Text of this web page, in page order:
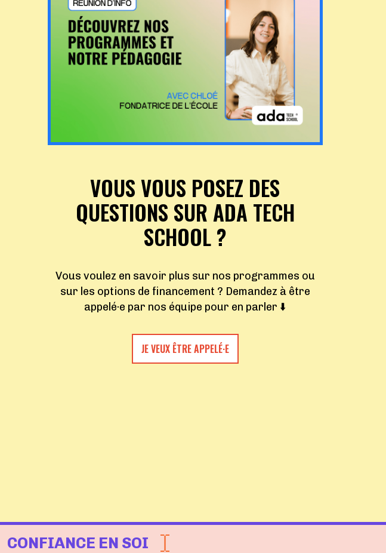
VOUS VOUS POSEZ DES
QUESTIONS SUR ADA TECH
SCHOOL ?
Vous voulez en savoir plus sur nos programmes ou
sur les options de financement ? Demandez à être
appelé·e par nos équipe pour en parler ⬇️
JE VEUX ÊTRE APPELÉ·E
CONFIANCE EN SOI